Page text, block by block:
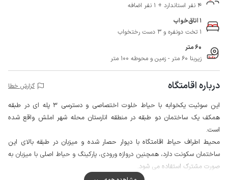
4 نفر استاندارد + 1 نفر اضافه
1 اتاق‌خواب
1 تخت دونفره و 3 دست رختخواب
60 متر
زیربنا 60 متر - زمین و محوطه 100 متر
درباره اقامتگاه گزارش خطا
این سوئیت یکخوابه با حیاط خلوت اختصاصی و دسترسی 3 پله ای در طبقه
همکف یک ساختمان دو طبقه در منطقه انارستان محله شهر املش واقع شده
است.
محیط اطراف حیاط اقامتگاه با دیوار حصار شده و میزبان در طبقه بالای این
ساختمان سکونت دارد، همچنین دروازه ورودی، پارکینگ و حیاط اصلی با میزبان به
صورت مشترک استفاده می شود.